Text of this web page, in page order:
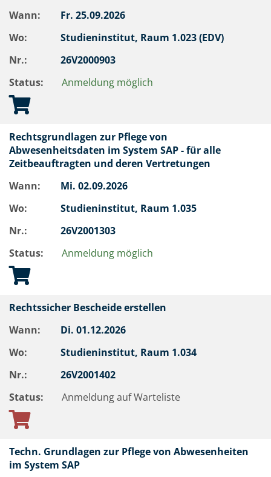
Wann:
Fr. 25.09.2026
Wo:
Studieninstitut, Raum 1.023 (EDV)
Nr.:
26V2000903
Status:
Anmeldung möglich
Rechtsgrundlagen zur Pflege von
Abwesenheitsdaten im System SAP - für alle
Zeitbeauftragten und deren Vertretungen
Wann:
Mi. 02.09.2026
Wo:
Studieninstitut, Raum 1.035
Nr.:
26V2001303
Status:
Anmeldung möglich
Rechtssicher Bescheide erstellen
Wann:
Di. 01.12.2026
Wo:
Studieninstitut, Raum 1.034
Nr.:
26V2001402
Status:
Anmeldung auf Warteliste
Techn. Grundlagen zur Pflege von Abwesenheiten
im System SAP